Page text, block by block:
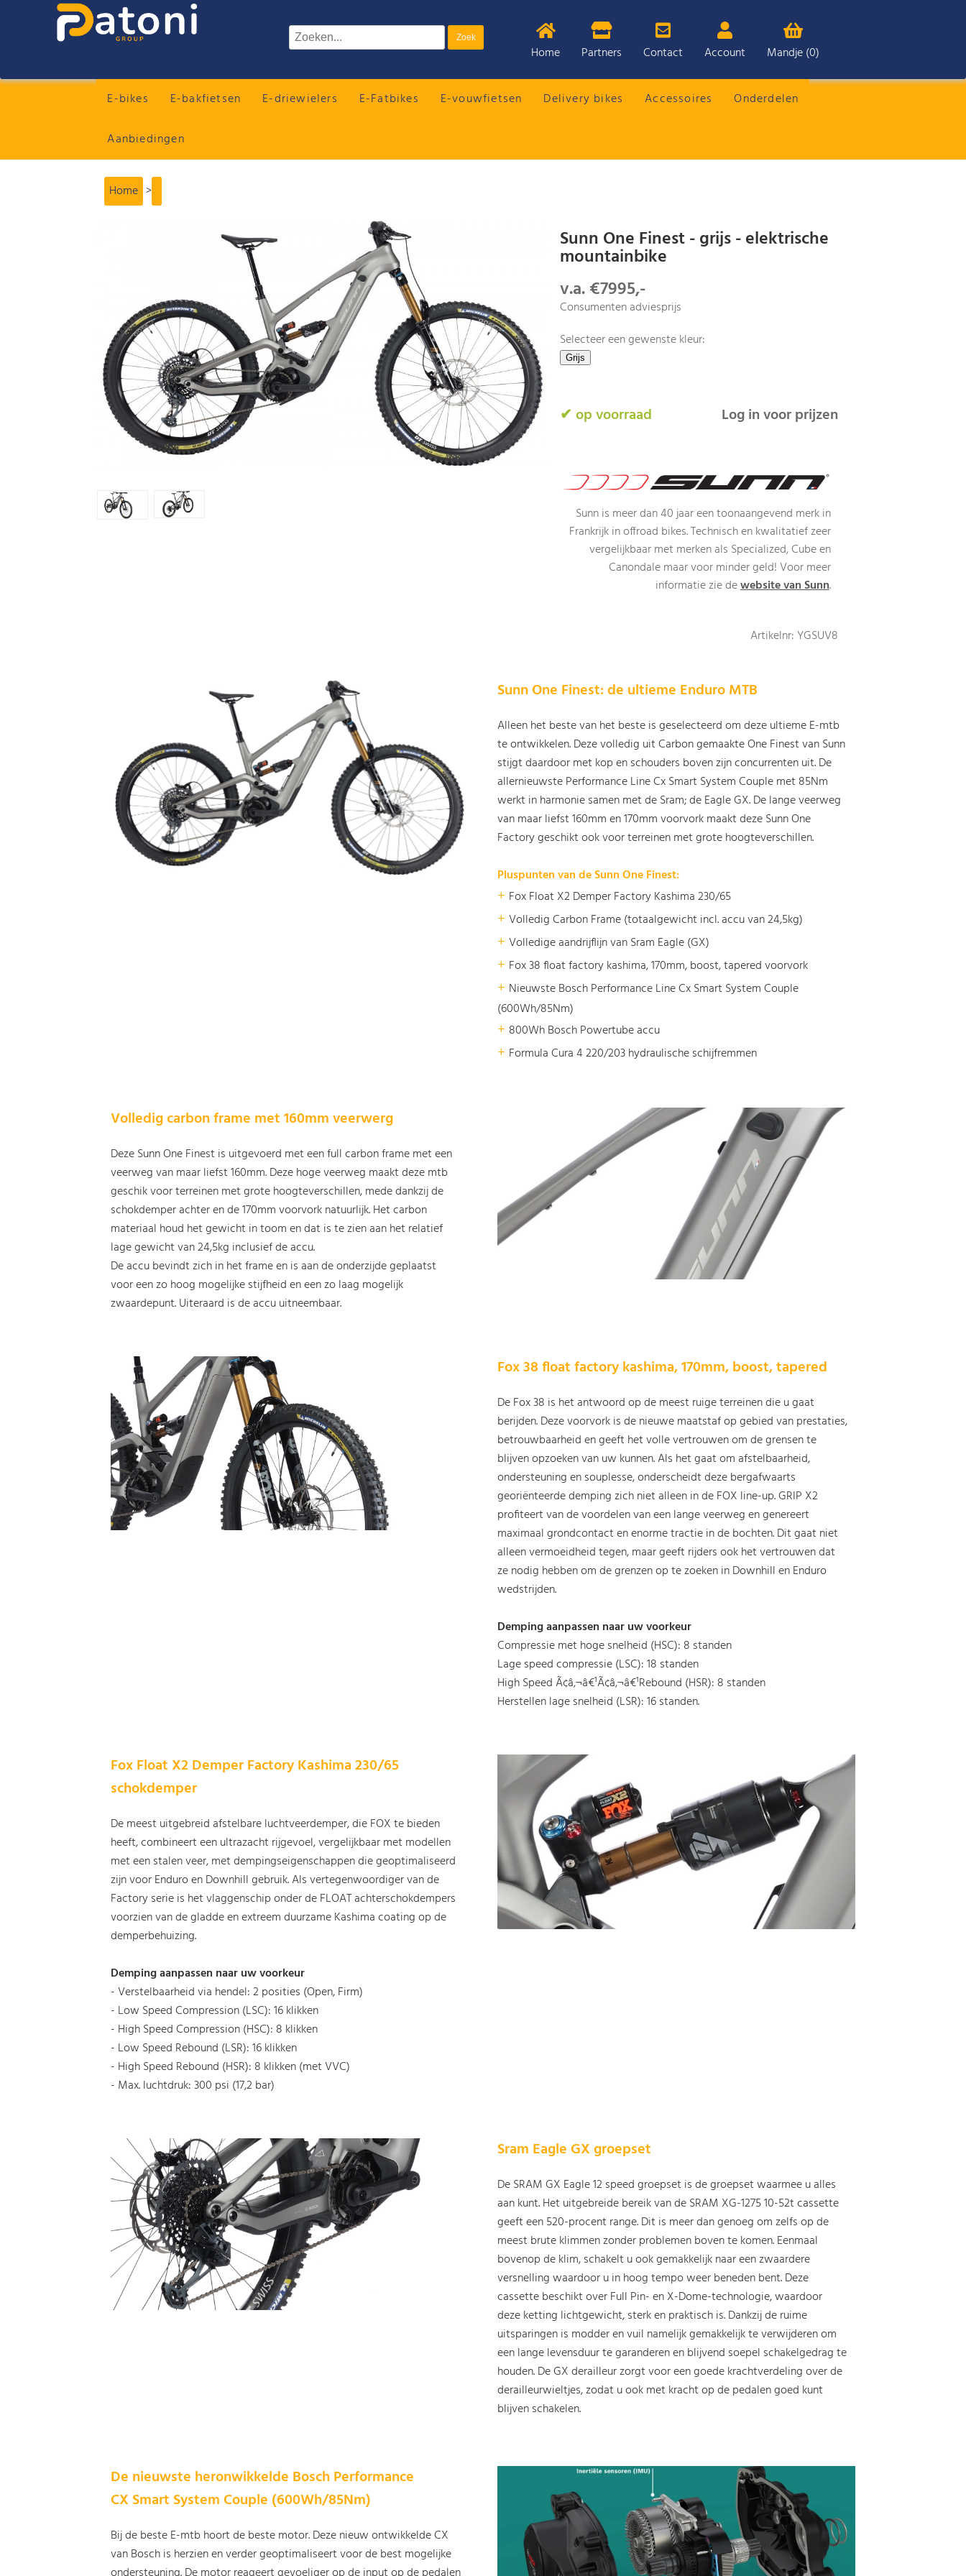
Home Partners Contact Account Mandje (0)
E-bikes E-bakfietsen E-driewielers E-Fatbikes E-vouwfietsen Delivery bikes Accessoires Onderdelen
Aanbiedingen
Home >
Sunn One Finest - grijs - elektrische
mountainbike
v.a. €7995,-
Consumenten adviesprijs
Selecteer een gewenste kleur:
✔ op voorraad Log in voor prijzen
Sunn is meer dan 40 jaar een toonaangevend merk in
Frankrijk in offroad bikes. Technisch en kwalitatief zeer
vergelijkbaar met merken als Specialized, Cube en
Canondale maar voor minder geld! Voor meer
informatie zie dewebsite van Sunn.
Artikelnr: YGSUV8
Sunn One Finest: de ultieme Enduro MTB
Alleen het beste van het beste is geselecteerd om deze ultieme E-mtb
te ontwikkelen. Deze volledig uit Carbon gemaakte One Finest van Sunn
stijgt daardoor met kop en schouders boven zijn concurrenten uit. De
allernieuwste Performance Line Cx Smart System Couple met 85Nm
werkt in harmonie samen met de Sram; de Eagle GX. De lange veerweg
van maar liefst 160mm en 170mm voorvork maakt deze Sunn One
Factory geschikt ook voor terreinen met grote hoogteverschillen.
Pluspunten van de Sunn One Finest:
+ Fox Float X2 Demper Factory Kashima 230/65
+ Volledig Carbon Frame (totaalgewicht incl. accu van 24,5kg)
+ Volledige aandrijflijn van Sram Eagle (GX)
+ Fox 38 float factory kashima, 170mm, boost, tapered voorvork
+ Nieuwste Bosch Performance Line Cx Smart System Couple
(600Wh/85Nm)
+ 800Wh Bosch Powertube accu
+ Formula Cura 4 220/203 hydraulische schijfremmen
Volledig carbon frame met 160mm veerwerg
Deze Sunn One Finest is uitgevoerd met een full carbon frame met een
veerweg van maar liefst 160mm. Deze hoge veerweg maakt deze mtb
geschik voor terreinen met grote hoogteverschillen, mede dankzij de
schokdemper achter en de 170mm voorvork natuurlijk. Het carbon
materiaal houd het gewicht in toom en dat is te zien aan het relatief
lage gewicht van 24,5kg inclusief de accu.
De accu bevindt zich in het frame en is aan de onderzijde geplaatst
voor een zo hoog mogelijke stijfheid en een zo laag mogelijk
zwaardepunt. Uiteraard is de accu uitneembaar.
Fox 38 float factory kashima, 170mm, boost, tapered
De Fox 38 is het antwoord op de meest ruige terreinen die u gaat
berijden. Deze voorvork is de nieuwe maatstaf op gebied van prestaties,
betrouwbaarheid en geeft het volle vertrouwen om de grensen te
blijven opzoeken van uw kunnen. Als het gaat om afstelbaarheid,
ondersteuning en souplesse, onderscheidt deze bergafwaarts
georiënteerde demping zich niet alleen in de FOX line-up. GRIP X2
profiteert van de voordelen van een lange veerweg en genereert
maximaal grondcontact en enorme tractie in de bochten. Dit gaat niet
alleen vermoeidheid tegen, maar geeft rijders ook het vertrouwen dat
ze nodig hebben om de grenzen op te zoeken in Downhill en Enduro
wedstrijden.
Demping aanpassen naar uw voorkeur
Compressie met hoge snelheid (HSC): 8 standen
Lage speed compressie (LSC): 18 standen
High Speed Ã¢â‚¬â€¹Ã¢â‚¬â€¹Rebound (HSR): 8 standen
Herstellen lage snelheid (LSR): 16 standen.
Fox Float X2 Demper Factory Kashima 230/65
schokdemper
De meest uitgebreid afstelbare luchtveerdemper, die FOX te bieden
heeft, combineert een ultrazacht rijgevoel, vergelijkbaar met modellen
met een stalen veer, met dempingseigenschappen die geoptimaliseerd
zijn voor Enduro en Downhill gebruik. Als vertegenwoordiger van de
Factory serie is het vlaggenschip onder de FLOAT achterschokdempers
voorzien van de gladde en extreem duurzame Kashima coating op de
demperbehuizing.
Demping aanpassen naar uw voorkeur
- Verstelbaarheid via hendel: 2 posities (Open, Firm)
- Low Speed Compression (LSC): 16 klikken
- High Speed Compression (HSC): 8 klikken
- Low Speed Rebound (LSR): 16 klikken
- High Speed Rebound (HSR): 8 klikken (met VVC)
- Max. luchtdruk: 300 psi (17,2 bar)
Sram Eagle GX groepset
De SRAM GX Eagle 12 speed groepset is de groepset waarmee u alles
aan kunt. Het uitgebreide bereik van de SRAM XG-1275 10-52t cassette
geeft een 520-procent range. Dit is meer dan genoeg om zelfs op de
meest brute klimmen zonder problemen boven te komen. Eenmaal
bovenop de klim, schakelt u ook gemakkelijk naar een zwaardere
versnelling waardoor u in hoog tempo weer beneden bent. Deze
cassette beschikt over Full Pin- en X-Dome-technologie, waardoor
deze ketting lichtgewicht, sterk en praktisch is. Dankzij de ruime
uitsparingen is modder en vuil namelijk gemakkelijk te verwijderen om
een lange levensduur te garanderen en blijvend soepel schakelgedrag te
houden. De GX derailleur zorgt voor een goede krachtverdeling over de
derailleurwieltjes, zodat u ook met kracht op de pedalen goed kunt
blijven schakelen.
De nieuwste heronwikkelde Bosch Performance
CX Smart System Couple (600Wh/85Nm)
Bij de beste E-mtb hoort de beste motor. Deze nieuw ontwikkelde CX
van Bosch is herzien en verder geoptimaliseert voor de best mogelijke